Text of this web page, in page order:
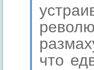
что